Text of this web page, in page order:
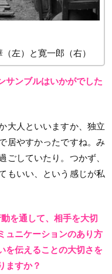
左）と寛一郎（右）
サンブルはいかがでした
大人といいますか、独立
居やすかったですね。み
ごしていたり。つかず、
もいい、という感じが私
を通して、相手を大切
ュニケーションのあり方
を伝えることの大切さを
ますか？